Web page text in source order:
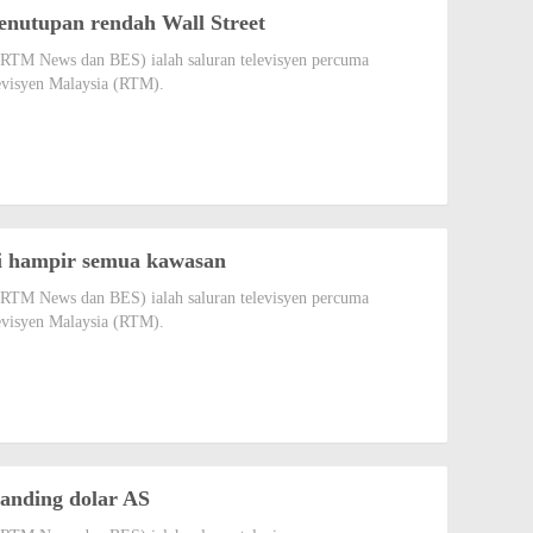
rendah Wall Street
News dan BES) ialah saluran televisyen percuma
Malaysia (RTM).
semua kawasan
News dan BES) ialah saluran televisyen percuma
Malaysia (RTM).
dolar AS